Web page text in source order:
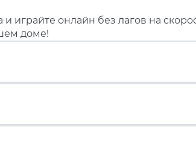
играйте онлайн без лагов на
доме!